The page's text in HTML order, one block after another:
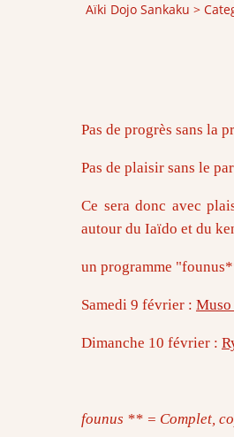
Aïki Dojo Sankaku >
Pas de progrès sans la
Pas de plaisir sans le
Ce sera donc avec
autour du Iaïdo et du
un programme
Samedi 9 février : Muso
Dimanche 10 février :
founus ** = Complet,